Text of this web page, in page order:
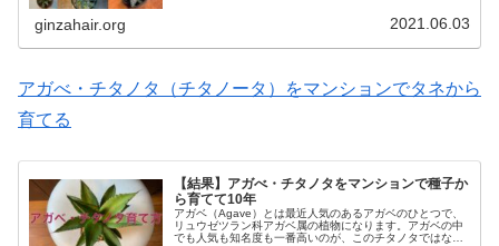
ginzahair.org 2021.06.03
アガべ・チタノタ（チタノータ）をマンションでタネから
育てる
【結果】アガべ・チタノタをマンションで種子か
ら育てて10年
アガベ（Agave）とは最近人気のあるアガベのひとつで、
リュウゼツラン科アガベ属の植物になります。アガベの中
でも人気も知名度も一番高いのが、このチタノタではない